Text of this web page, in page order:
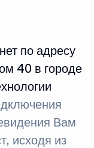
по адресу
40 в городе
Вам
исходя из